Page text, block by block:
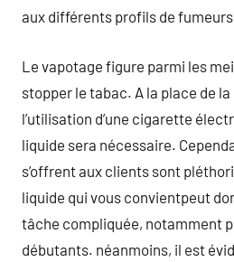
aux différents profils de
Le vapotage figure parmi les
stopper le tabac. A la place de
l’utilisation d’une cigarette
liquide sera nécessaire.
s’offrent aux clients sont
liquide qui vous convientpeut
tâche compliquée, notamment
débutants. néanmoins, il est